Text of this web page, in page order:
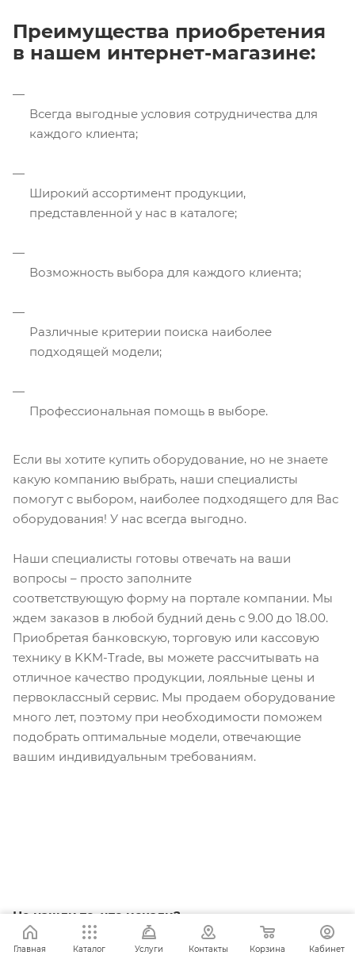
Преимущества приобретения
в нашем интернет-магазине:
Всегда выгодные условия сотрудничества для
каждого клиента;
Широкий ассортимент продукции,
представленной у нас в каталоге;
Возможность выбора для каждого клиента;
Различные критерии поиска наиболее
подходящей модели;
Профессиональная помощь в выборе.
Если вы хотите купить оборудование, но не знаете
какую компанию выбрать, наши специалисты
помогут с выбором, наиболее подходящего для Вас
оборудования! У нас всегда выгодно.
Наши специалисты готовы отвечать на ваши
вопросы – просто заполните
соответствующую форму на портале компании. Мы
ждем заказов в любой будний день с 9.00 до 18.00.
Приобретая банковскую, торговую или кассовую
технику в KKM-Trade, вы можете рассчитывать на
отличное качество продукции, лояльные цены и
первоклассный сервис. Мы продаем оборудование
много лет, поэтому при необходимости поможем
подобрать оптимальные модели, отвечающие
вашим индивидуальным требованиям.
Не нашли то, что искали?
У нас также есть много другой техники!
Главная Каталог Услуги Контакты Корзина Кабинет